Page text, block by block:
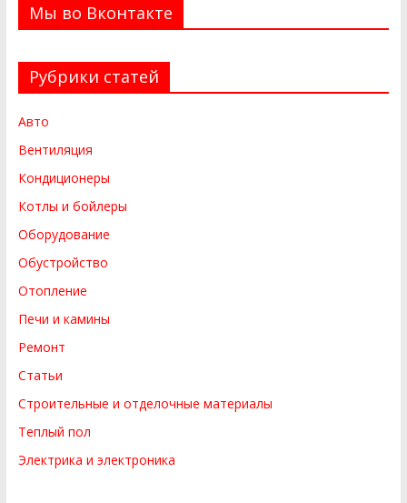
Мы во Вконтакте
Рубрики статей
Авто
Вентиляция
Кондиционеры
Котлы и бойлеры
Оборудование
Обустройство
Отопление
Печи и камины
Ремонт
Статьи
Строительные и отделочные материалы
Теплый пол
Электрика и электроника